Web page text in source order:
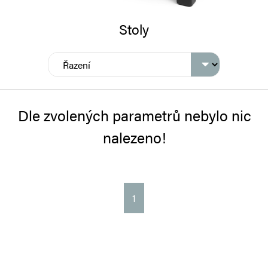
Stoly
Dle zvolených parametrů nebylo nic
nalezeno!
1